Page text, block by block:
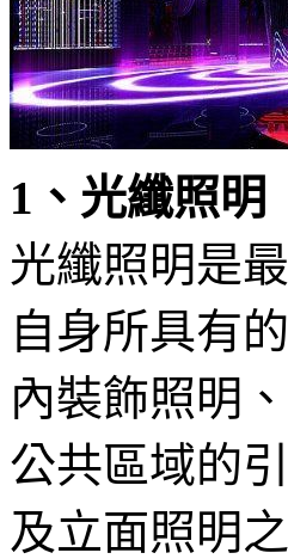
1、光纖照明
光纖照明是
自身所具有
內裝飾照明
公共區域的
及立面照明